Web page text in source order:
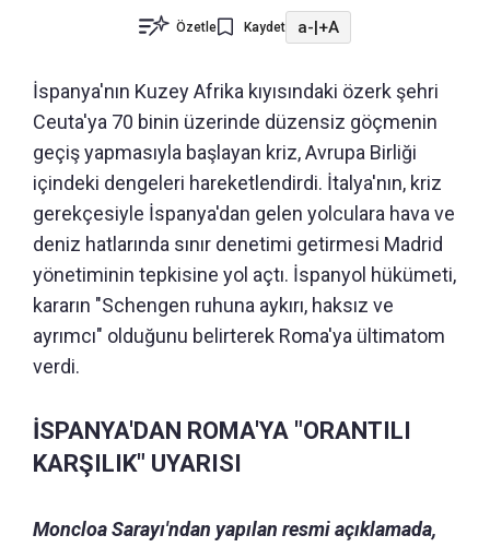
Özetle Kaydet a-|+A
İspanya'nın Kuzey Afrika kıyısındaki özerk şehri
Ceuta'ya 70 binin üzerinde düzensiz göçmenin
geçiş yapmasıyla başlayan kriz, Avrupa Birliği
içindeki dengeleri hareketlendirdi. İtalya'nın, kriz
gerekçesiyle İspanya'dan gelen yolculara hava ve
deniz hatlarında sınır denetimi getirmesi Madrid
yönetiminin tepkisine yol açtı. İspanyol hükümeti,
kararın "Schengen ruhuna aykırı, haksız ve
ayrımcı" olduğunu belirterek Roma'ya ültimatom
verdi.
İSPANYA'DAN ROMA'YA "ORANTILI
KARŞILIK" UYARISI
Moncloa Sarayı'ndan yapılan resmi açıklamada,